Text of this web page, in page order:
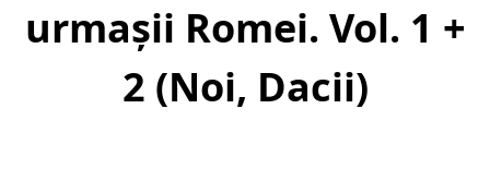
urmașii Romei. Vol. 1 +
2 (Noi, Dacii)